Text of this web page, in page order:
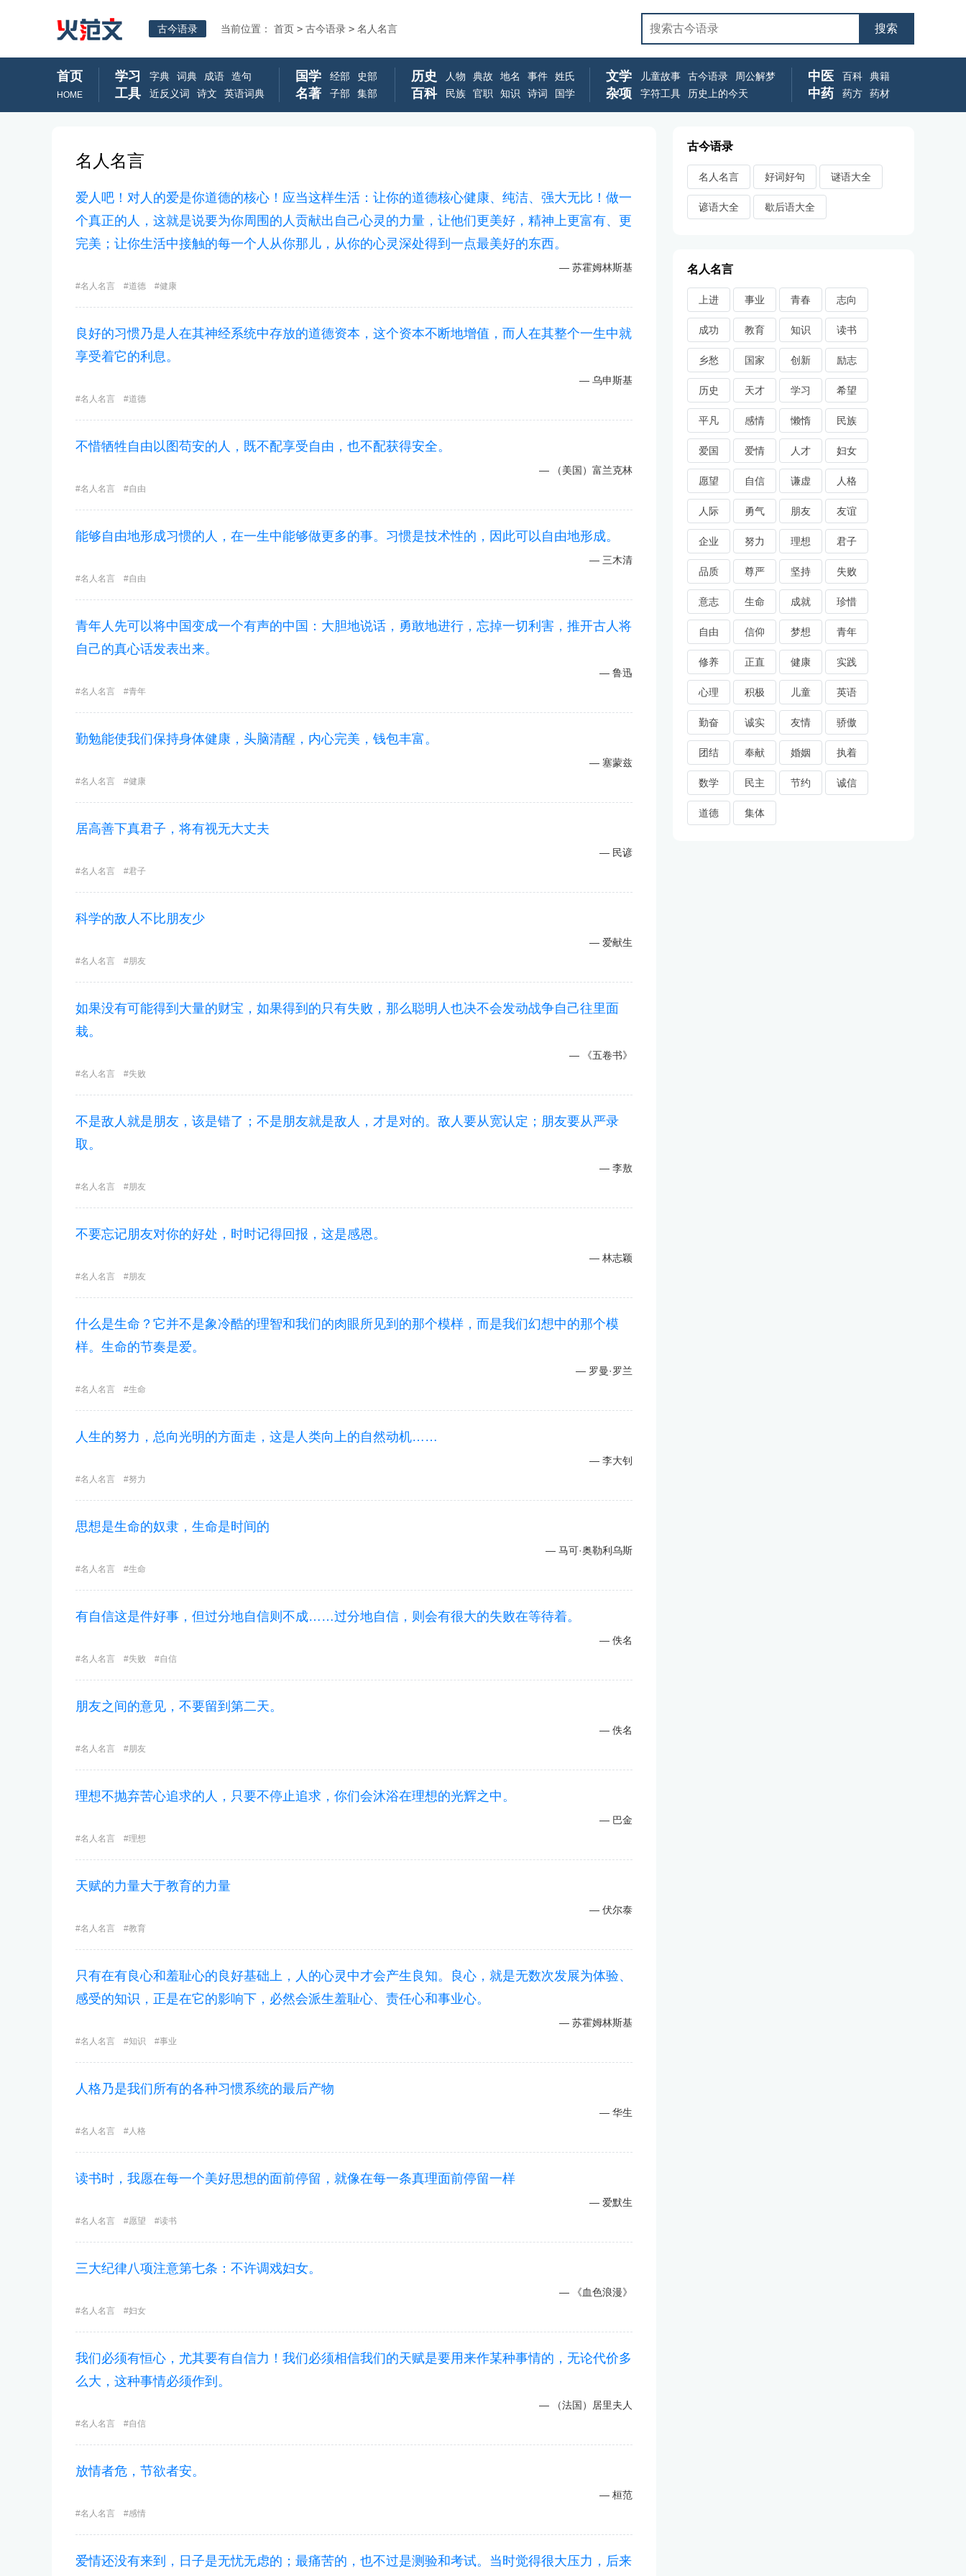
古今语录 当前位置： 首页 > 古今语录 > 名人名言
首页
HOME
学习
工具
字典 词典 成语
造句
近反义词
诗文 英语词典
国学
名著
经部
史部
子部
集部
历史
百科
人物 典故 地名 事件
姓氏
民族
官职 知识 诗词 国学
文学
杂项
儿童故事 古今语录
周公解梦
字符工具
历史上的今天
中医
中药
百科
典籍
药方
药材
名人名言
爱人吧！对人的爱是你道德的核心！应当这样生活：让你的道德核心健康、纯洁、强大无比！做一
个真正的人，这就是说要为你周围的人贡献出自己心灵的力量，让他们更美好，精神上更富有、更
完美；让你生活中接触的每一个人从你那儿，从你的心灵深处得到一点最美好的东西。
苏霍姆林斯基
名人名言 道德 健康
良好的习惯乃是人在其神经系统中存放的道德资本，这个资本不断地增值，而人在其整个一生中就
享受着它的利息。
乌申斯基
名人名言 道德
不惜牺牲自由以图苟安的人，既不配享受自由，也不配获得安全。
（美国）富兰克林
名人名言 自由
能够自由地形成习惯的人，在一生中能够做更多的事。习惯是技术性的，因此可以自由地形成。
三木清
名人名言 自由
青年人先可以将中国变成一个有声的中国：大胆地说话，勇敢地进行，忘掉一切利害，推开古人将
自己的真心话发表出来。
鲁迅
名人名言 青年
勤勉能使我们保持身体健康，头脑清醒，内心完美，钱包丰富。
塞蒙兹
名人名言 健康
居高善下真君子，将有视无大丈夫
民谚
名人名言 君子
科学的敌人不比朋友少
爱献生
名人名言 朋友
如果没有可能得到大量的财宝，如果得到的只有失败，那么聪明人也决不会发动战争自己往里面
栽。
《五卷书》
名人名言 失败
不是敌人就是朋友，该是错了；不是朋友就是敌人，才是对的。敌人要从宽认定；朋友要从严录
取。
李敖
名人名言 朋友
不要忘记朋友对你的好处，时时记得回报，这是感恩。
林志颖
名人名言 朋友
什么是生命？它并不是象冷酷的理智和我们的肉眼所见到的那个模样，而是我们幻想中的那个模
样。生命的节奏是爱。
罗曼·罗兰
名人名言 生命
人生的努力，总向光明的方面走，这是人类向上的自然动机……
李大钊
名人名言 努力
思想是生命的奴隶，生命是时间的
马可·奥勒利乌斯
名人名言 生命
有自信这是件好事，但过分地自信则不成……过分地自信，则会有很大的失败在等待着。
佚名
名人名言 失败 自信
朋友之间的意见，不要留到第二天。
佚名
名人名言 朋友
理想不抛弃苦心追求的人，只要不停止追求，你们会沐浴在理想的光辉之中。
巴金
名人名言 理想
天赋的力量大于教育的力量
伏尔泰
名人名言 教育
只有在有良心和羞耻心的良好基础上，人的心灵中才会产生良知。良心，就是无数次发展为体验、
感受的知识，正是在它的影响下，必然会派生羞耻心、责任心和事业心。
苏霍姆林斯基
名人名言 知识 事业
人格乃是我们所有的各种习惯系统的最后产物
华生
名人名言 人格
读书时，我愿在每一个美好思想的面前停留，就像在每一条真理面前停留一样
爱默生
名人名言 愿望 读书
三大纪律八项注意第七条：不许调戏妇女。
《血色浪漫》
名人名言 妇女
我们必须有恒心，尤其要有自信力！我们必须相信我们的天赋是要用来作某种事情的，无论代价多
么大，这种事情必须作到。
（法国）居里夫人
名人名言 自信
放情者危，节欲者安。
桓范
名人名言 感情
爱情还没有来到，日子是无忧无虑的；最痛苦的，也不过是测验和考试。当时觉得很大压力，后来
古今语录
名人名言 好词好句 谜语大全
谚语大全 歇后语大全
名人名言
上进 事业 青春 志向
成功 教育 知识 读书
乡愁 国家 创新 励志
历史 天才 学习 希望
平凡 感情 懒惰 民族
爱国 爱情 人才 妇女
愿望 自信 谦虚 人格
人际 勇气 朋友 友谊
企业 努力 理想 君子
品质 尊严 坚持 失败
意志 生命 成就 珍惜
自由 信仰 梦想 青年
修养 正直 健康 实践
心理 积极 儿童 英语
勤奋 诚实 友情 骄傲
团结 奉献 婚姻 执着
数学 民主 节约 诚信
道德 集体